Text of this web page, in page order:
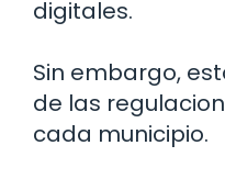
digitales.
Sin embargo,
de las
cada municipio.